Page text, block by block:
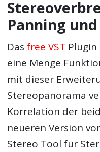
Panning
Dasfree VST
eine Menge
mit dieser
Stereopanorama
Korrelation der
neueren Version
Stereo Tool für